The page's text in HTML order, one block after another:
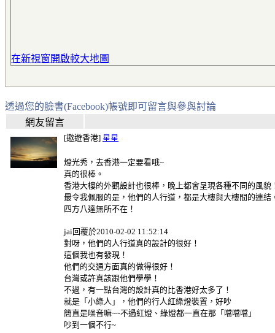
在新視窗開啟較大地圖
透過您的臉書(Facebook)帳號即可留言與參與討論
網友留言
[遨遊香港] 星星
燈光秀，去香港一定要看哦~
真的很棒。
香港大樓的外觀設計也很棒，晚上都會呈現各種不同的風貌
最令我佩服的是，他們的人行道，都是大樓與大樓間的連結
四方八達無所不在！
jai回覆於2010-02-02 11:52:14
對呀，他們的人行道真的設計的很好！
這個我也有發現！
他們的交通方面真的做得很好！
台灣或許真該跟他們學學！
不過，有一點台灣的設計真的比香港好太多了！
就是「小綠人」，他們的行人紅綠燈裝置，好吵
簡直是噪音嘛~~不過紅燈、綠燈都一直在那「噹噹噹」
吵到一個不行~